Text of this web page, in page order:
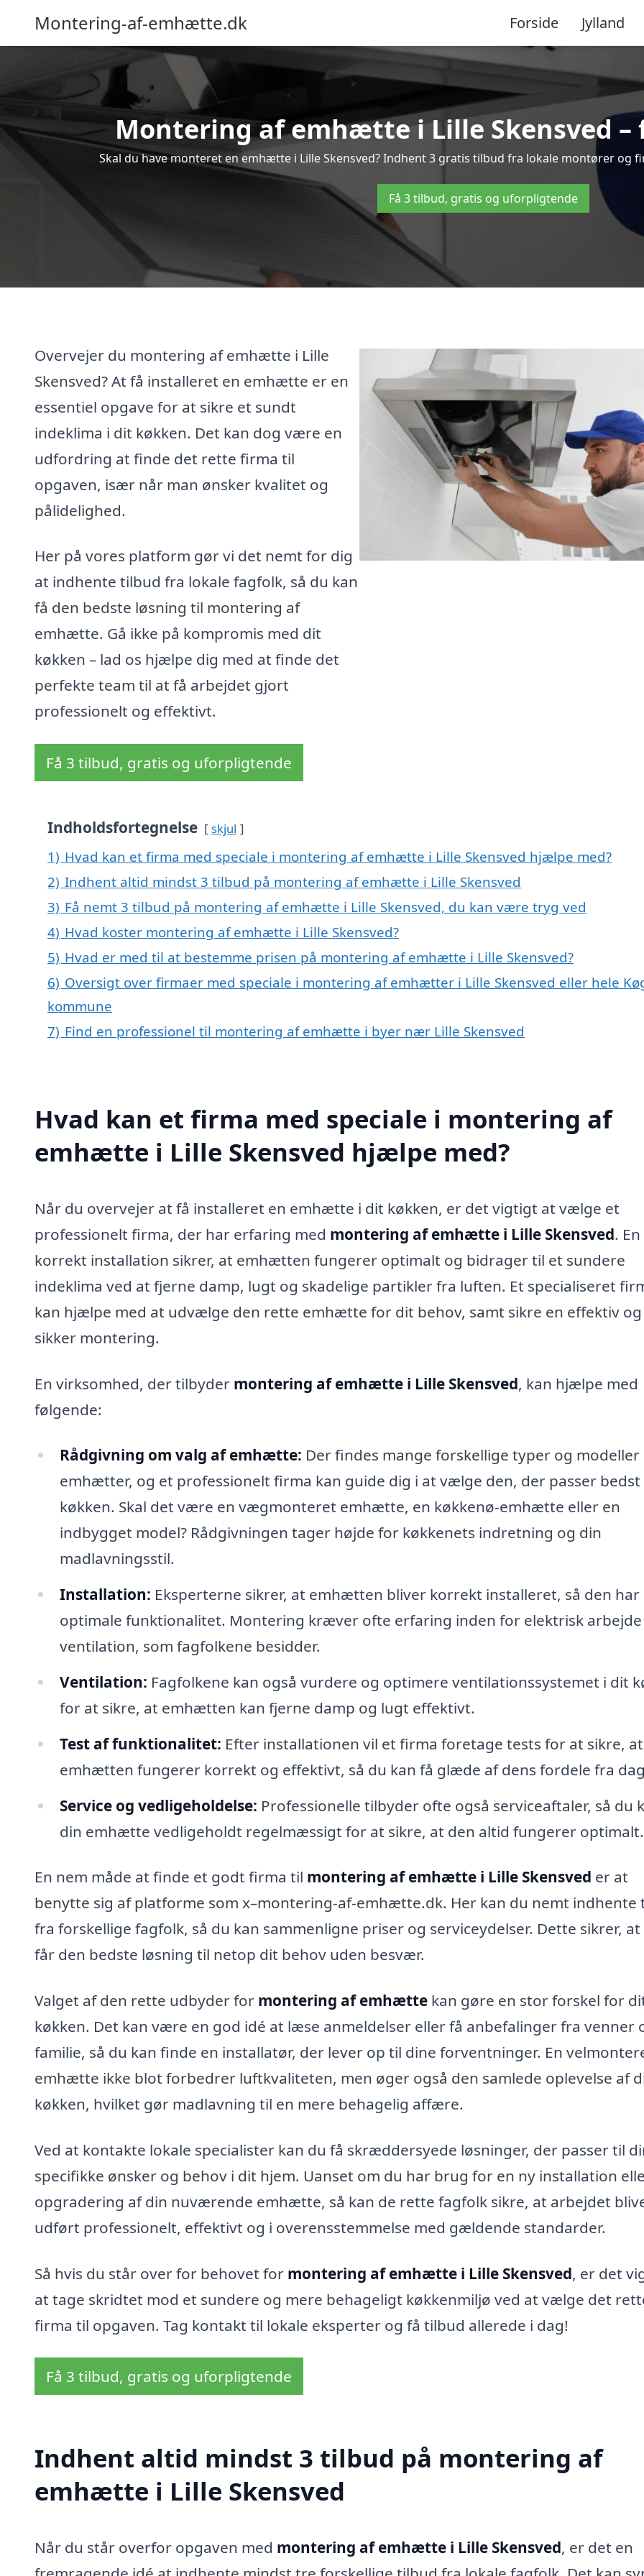
Montering-af-emhætte.dk Forside Jylland
Montering af emhætte i Lille Skensved
Skal du have monteret en emhætte i Lille Skensved? Indhent 3 gratis tilbud fra lokale montører og
Få 3 tilbud, gratis og uforpligtende
Overvejer du montering af emhætte i Lille
Skensved? At få installeret en emhætte er en
essentiel opgave for at sikre et sundt
indeklima i dit køkken. Det kan dog være en
udfordring at finde det rette firma til
opgaven, især når man ønsker kvalitet og
pålidelighed.
Her på vores platform gør vi det nemt for dig
at indhente tilbud fra lokale fagfolk, så du kan
få den bedste løsning til montering af
emhætte. Gå ikke på kompromis med dit
køkken – lad os hjælpe dig med at finde det
perfekte team til at få arbejdet gjort
professionelt og effektivt.
Få 3 tilbud, gratis og uforpligtende
Indholdsfortegnelse skjul
1) Hvad kan et firma med speciale i montering af emhætte i Lille Skensved hjælpe med?
2) Indhent altid mindst 3 tilbud på montering af emhætte i Lille Skensved
3) Få nemt 3 tilbud på montering af emhætte i Lille Skensved, du kan være tryg ved
4) Hvad koster montering af emhætte i Lille Skensved?
5) Hvad er med til at bestemme prisen på montering af emhætte i Lille Skensved?
6) Oversigt over firmaer med speciale i montering af emhætter i Lille Skensved eller hele
kommune
7) Find en professionel til montering af emhætte i byer nær Lille Skensved
Hvad kan et firma med speciale i montering af
emhætte i Lille Skensved hjælpe med?
Når du overvejer at få installeret en emhætte i dit køkken, er det vigtigt at vælge et
professionelt firma, der har erfaring med montering af emhætte i Lille Skensved. En
korrekt installation sikrer, at emhætten fungerer optimalt og bidrager til et sundere
indeklima ved at fjerne damp, lugt og skadelige partikler fra luften. Et specialiseret
kan hjælpe med at udvælge den rette emhætte for dit behov, samt sikre en effektiv og
sikker montering.
En virksomhed, der tilbyder montering af emhætte i Lille Skensved, kan hjælpe med
følgende:
Rådgivning om valg af emhætte: Der findes mange forskellige typer og modeller
emhætter, og et professionelt firma kan guide dig i at vælge den, der passer
køkken. Skal det være en vægmonteret emhætte, en køkkenø-emhætte eller en
indbygget model? Rådgivningen tager højde for køkkenets indretning og din
madlavningsstil.
Installation: Eksperterne sikrer, at emhætten bliver korrekt installeret, så den har
optimale funktionalitet. Montering kræver ofte erfaring inden for elektrisk arbejde
ventilation, som fagfolkene besidder.
Ventilation: Fagfolkene kan også vurdere og optimere ventilationssystemet i dit
for at sikre, at emhætten kan fjerne damp og lugt effektivt.
Test af funktionalitet: Efter installationen vil et firma foretage tests for at sikre, at
emhætten fungerer korrekt og effektivt, så du kan få glæde af dens fordele fra
Service og vedligeholdelse: Professionelle tilbyder ofte også serviceaftaler, så du
din emhætte vedligeholdt regelmæssigt for at sikre, at den altid fungerer optimalt.
En nem måde at finde et godt firma til montering af emhætte i Lille Skensved er at
benytte sig af platforme som x–montering-af-emhætte.dk. Her kan du nemt indhente
fra forskellige fagfolk, så du kan sammenligne priser og serviceydelser. Dette sikrer, at
får den bedste løsning til netop dit behov uden besvær.
Valget af den rette udbyder for montering af emhætte kan gøre en stor forskel for
køkken. Det kan være en god idé at læse anmeldelser eller få anbefalinger fra venner
familie, så du kan finde en installatør, der lever op til dine forventninger. En
emhætte ikke blot forbedrer luftkvaliteten, men øger også den samlede oplevelse af
køkken, hvilket gør madlavning til en mere behagelig affære.
Ved at kontakte lokale specialister kan du få skræddersyede løsninger, der passer til
specifikke ønsker og behov i dit hjem. Uanset om du har brug for en ny installation
opgradering af din nuværende emhætte, så kan de rette fagfolk sikre, at arbejdet
udført professionelt, effektivt og i overensstemmelse med gældende standarder.
Så hvis du står over for behovet for montering af emhætte i Lille Skensved, er det
at tage skridtet mod et sundere og mere behageligt køkkenmiljø ved at vælge det
firma til opgaven. Tag kontakt til lokale eksperter og få tilbud allerede i dag!
Få 3 tilbud, gratis og uforpligtende
Indhent altid mindst 3 tilbud på montering af
emhætte i Lille Skensved
Når du står overfor opgaven med montering af emhætte i Lille Skensved, er det en